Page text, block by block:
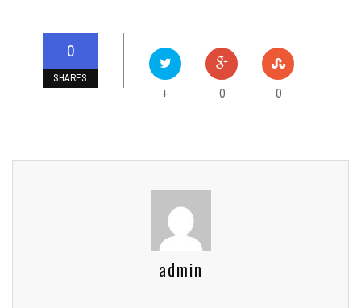
0
SHARES
+ 0 0
admin